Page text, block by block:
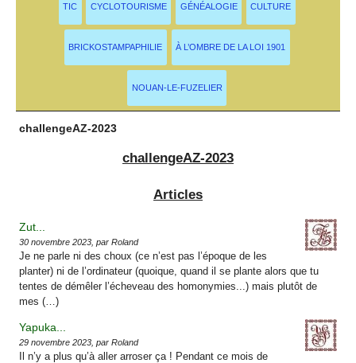
TIC CYCLOTOURISME GÉNÉALOGIE CULTURE
BRICKOSTAMPAPHILIE À L’OMBRE DE LA LOI 1901
NOUAN-LE-FUZELIER
challengeAZ-2023
challengeAZ-2023
Articles
Zut...
30 novembre 2023, par Roland
Je ne parle ni des choux (ce n’est pas l’époque de les
planter) ni de l’ordinateur (quoique, quand il se plante alors que tu
tentes de démêler l’écheveau des homonymies...) mais plutôt de
mes (…)
Yapuka...
29 novembre 2023, par Roland
Il n’y a plus qu’à aller arroser ça ! Pendant ce mois de